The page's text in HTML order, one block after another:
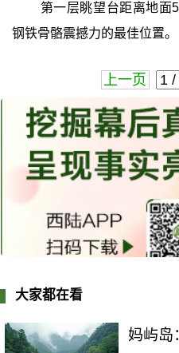
第一层眺望台距离地面
钢铁骨骼震撼力的最佳位置。
上一页
大家都在看
妈屿岛